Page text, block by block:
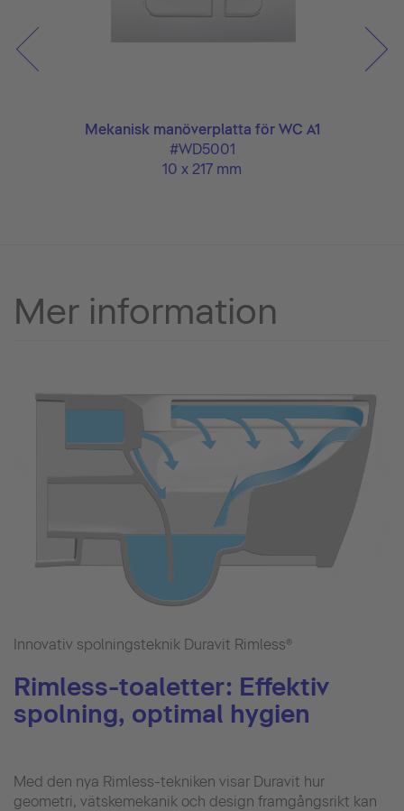
Mekanisk manöverplatta för WC A1
#WD5001
10 x 217 mm
Mer information
Innovativ spolningsteknik Duravit Rimless®
Rimless-toaletter: Effektiv
spolning, optimal hygien
Med den nya Rimless-tekniken visar Duravit hur
geometri, vätskemekanik och design framgångsrikt kan